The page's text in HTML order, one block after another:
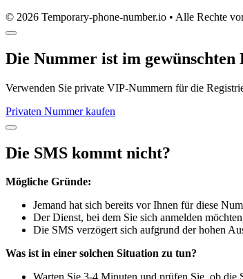
© 2026 Temporary-phone-number.io • Alle Rechte
Die Nummer ist im gewünschten
Verwenden Sie private VIP-Nummern für die
Privaten Nummer kaufen
Die SMS kommt nicht?
Mögliche Gründe:
Jemand hat sich bereits vor Ihnen für diese
Der Dienst, bei dem Sie sich anmelden
Die SMS verzögert sich aufgrund der hohen
Was ist in einer solchen Situation zu tun?